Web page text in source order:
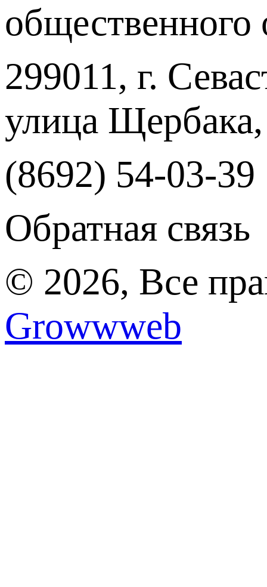
299011, г.
улица
(8692) 54-03-39
Обратная связь
© 2026, Все
Growwweb